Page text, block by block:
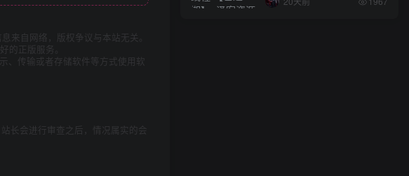
来自网络，版权争议与本站无关。
的正版服务。
、传输或者存储软件等方式使用软
站长会进行审查之后，情况属实的会